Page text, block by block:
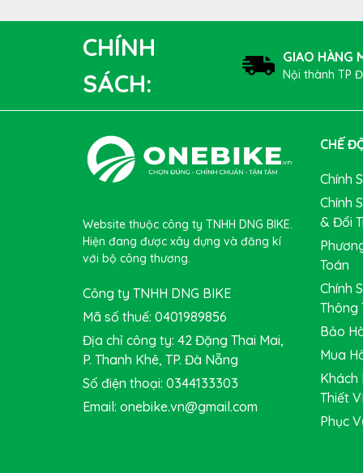
TREK MARLIN 5 Gen 3 [2024]trang bị khung hợp
xe.
CHÍNH
SÁCH:
GIAO HÀNG
Nội thành TP
Website thuộc công ty TNHH DNG BIKE.
Hiện đang được xây dựng và đăng kí
với bộ công thương.
Công ty TNHH DNG BIKE
Mã số thuế: 0401989856
Địa chỉ công ty: 42 Đặng Thai Mai,
P. Thanh Khê, TP. Đà Nẵng
Số điện thoại: 0344133303
Email: onebike.vn@gmail.com
CHẾ
Chính
Chính
& Đổi
Toán
Chính
Thông
Bảo
Mua
Khách
Thiết
Phục